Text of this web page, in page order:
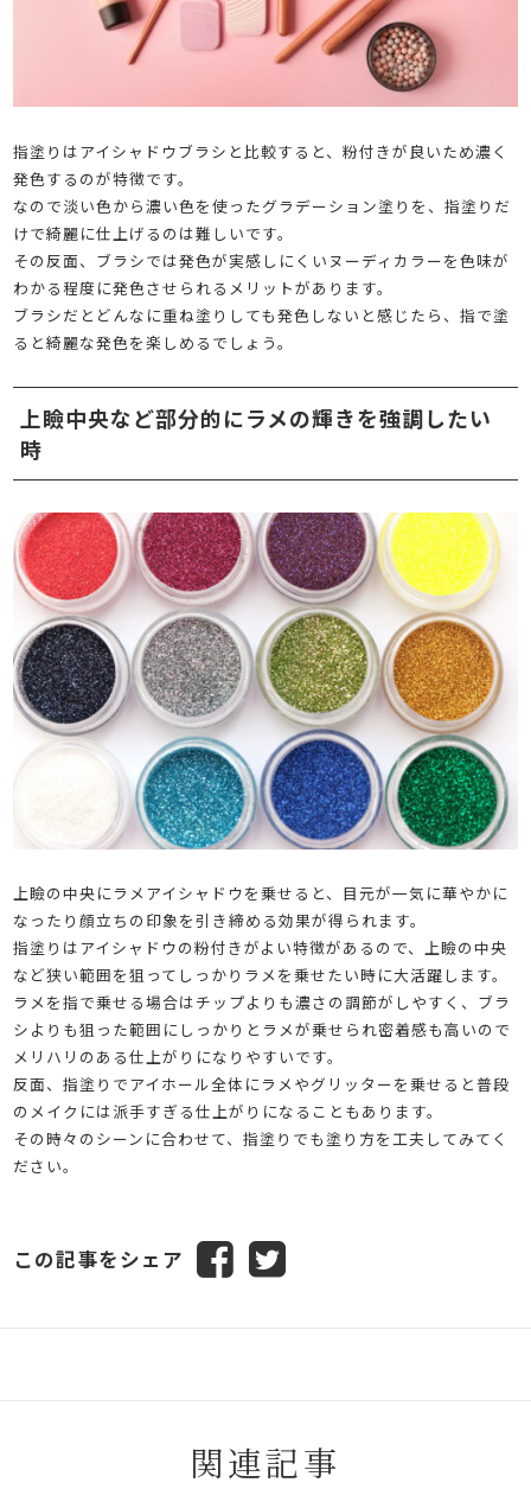
指塗りはアイシャドウブラシと比較すると、粉付きが良いため濃く
発色するのが特徴です。
なので淡い色から濃い色を使ったグラデーション塗りを、指塗りだ
けで綺麗に仕上げるのは難しいです。
その反面、ブラシでは発色が実感しにくいヌーディカラーを色味が
わかる程度に発色させられるメリットがあります。
ブラシだとどんなに重ね塗りしても発色しないと感じたら、指で塗
ると綺麗な発色を楽しめるでしょう。
上瞼中央など部分的にラメの輝きを強調したい
時
上瞼の中央にラメアイシャドウを乗せると、目元が一気に華やかに
なったり顔立ちの印象を引き締める効果が得られます。
指塗りはアイシャドウの粉付きがよい特徴があるので、上瞼の中央
など狭い範囲を狙ってしっかりラメを乗せたい時に大活躍します。
ラメを指で乗せる場合はチップよりも濃さの調節がしやすく、ブラ
シよりも狙った範囲にしっかりとラメが乗せられ密着感も高いので
メリハリのある仕上がりになりやすいです。
反面、指塗りでアイホール全体にラメやグリッターを乗せると普段
のメイクには派手すぎる仕上がりになることもあります。
その時々のシーンに合わせて、指塗りでも塗り方を工夫してみてく
ださい。
この記事をシェア
関連記事